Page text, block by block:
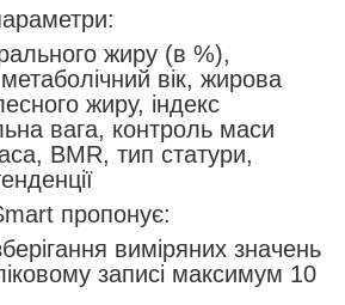
жиру (в %),
метаболічний вік, жирова
жиру, індекс
вага, контроль маси
BMR, тип статури,
пропонує:
виміряних значень
записі максимум 10